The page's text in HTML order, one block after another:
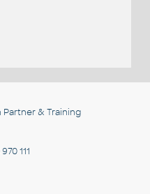
& Training
111